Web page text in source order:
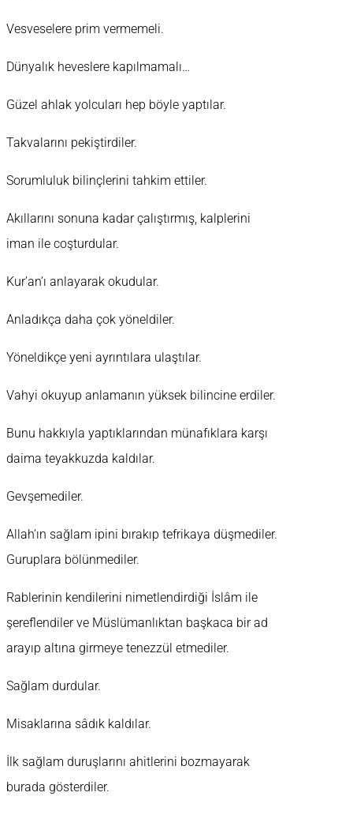
Vesveselere prim vermemeli.
Dünyalık heveslere kapılmamalı…
Güzel ahlak yolcuları hep böyle yaptılar.
Takvalarını pekiştirdiler.
Sorumluluk bilinçlerini tahkim ettiler.
Akıllarını sonuna kadar çalıştırmış, kalplerini
iman ile coşturdular.
Kur’an’ı anlayarak okudular.
Anladıkça daha çok yöneldiler.
Yöneldikçe yeni ayrıntılara ulaştılar.
Vahyi okuyup anlamanın yüksek bilincine erdiler.
Bunu hakkıyla yaptıklarından münafıklara karşı
daima teyakkuzda kaldılar.
Gevşemediler.
Allah’ın sağlam ipini bırakıp tefrikaya düşmediler.
Guruplara bölünmediler.
Rablerinin kendilerini nimetlendirdiği İslâm ile
şereflendiler ve Müslümanlıktan başkaca bir ad
arayıp altına girmeye tenezzül etmediler.
Sağlam durdular.
Misaklarına sâdık kaldılar.
İlk sağlam duruşlarını ahitlerini bozmayarak
burada gösterdiler.